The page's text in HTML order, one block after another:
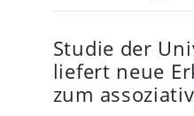
Studie der
liefert neue
zum